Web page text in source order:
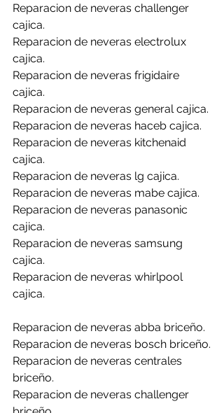
Reparacion de neveras challenger
cajica.
Reparacion de neveras electrolux
cajica.
Reparacion de neveras frigidaire
cajica.
Reparacion de neveras general cajica.
Reparacion de neveras haceb cajica.
Reparacion de neveras kitchenaid
cajica.
Reparacion de neveras lg cajica.
Reparacion de neveras mabe cajica.
Reparacion de neveras panasonic
cajica.
Reparacion de neveras samsung
cajica.
Reparacion de neveras whirlpool
cajica.
Reparacion de neveras abba briceño.
Reparacion de neveras bosch briceño.
Reparacion de neveras centrales
briceño.
Reparacion de neveras challenger